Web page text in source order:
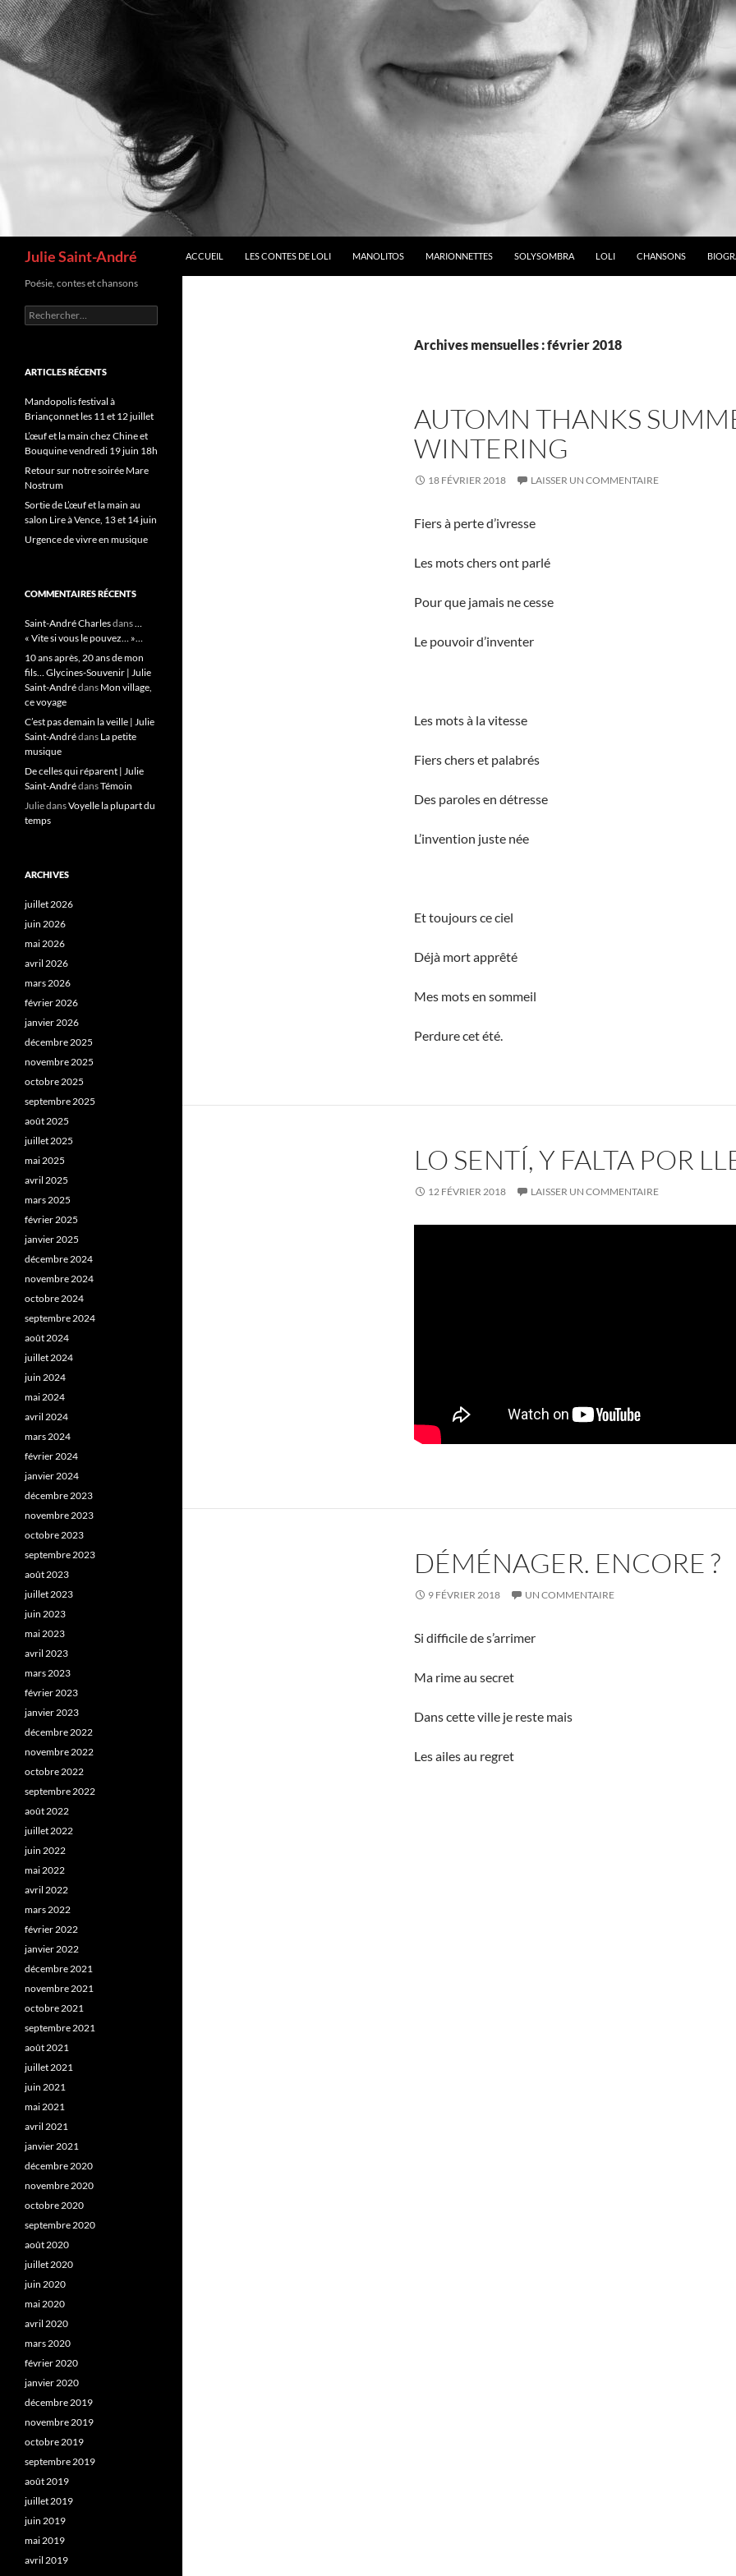
Julie Saint-André ACCUEIL LES CONTES DE LOLI MANOLITOS MARIONNETTES SOLYSOMBRA LOLI CHANSONS
Archives mensuelles : février 2018
AUTOMN THANKS
WINTERING
18 FÉVRIER 2018 LAISSER UN COMMENTAIRE
Fiers à perte d’ivresse
Les mots chers ont parlé
Pour que jamais ne cesse
Le pouvoir d’inventer
Les mots à la vitesse
Fiers chers et palabrés
Des paroles en détresse
L’invention juste née
Et toujours ce ciel
Déjà mort apprêté
Mes mots en sommeil
Perdure cet été.
LO SENTÍ, Y FALTA POR
12 FÉVRIER 2018 LAISSER UN COMMENTAIRE
DÉMÉNAGER. ENCORE ?
9 FÉVRIER 2018 UN COMMENTAIRE
Si difficile de s’arrimer
Ma rime au secret
Dans cette ville je reste mais
Les ailes au regret
Poésie, contes et chansons
Rechercher :
ARTICLES RÉCENTS
Mandopolis festival à
Briançonnet les 11 et 12 juillet
L’œuf et la main chez Chine et
Bouquine vendredi 19 juin 18h
Retour sur notre soirée Mare
Nostrum
Sortie de L’œuf et la main au
salon Lire à Vence, 13 et 14 juin
Urgence de vivre en musique
COMMENTAIRES RÉCENTS
Saint-André Charlesdans…
« Vite si vous le pouvez… »…
10 ans après, 20 ans de mon
fils… Glycines-Souvenir | Julie
Saint-Andrédans Mon village,
ce voyage
C’est pas demain la veille | Julie
Saint-Andrédans La petite
musique
De celles qui réparent | Julie
Saint-AndrédansTémoin
JuliedansVoyelle la plupart du
temps
ARCHIVES
juillet 2026
juin 2026
mai 2026
avril 2026
mars 2026
février 2026
janvier 2026
décembre 2025
novembre 2025
octobre 2025
septembre 2025
août 2025
juillet 2025
mai 2025
avril 2025
mars 2025
février 2025
janvier 2025
décembre 2024
novembre 2024
octobre 2024
septembre 2024
août 2024
juillet 2024
juin 2024
mai 2024
avril 2024
mars 2024
février 2024
janvier 2024
décembre 2023
novembre 2023
octobre 2023
septembre 2023
août 2023
juillet 2023
juin 2023
mai 2023
avril 2023
mars 2023
février 2023
janvier 2023
décembre 2022
novembre 2022
octobre 2022
septembre 2022
août 2022
juillet 2022
juin 2022
mai 2022
avril 2022
mars 2022
février 2022
janvier 2022
décembre 2021
novembre 2021
octobre 2021
septembre 2021
août 2021
juillet 2021
juin 2021
mai 2021
avril 2021
janvier 2021
décembre 2020
novembre 2020
octobre 2020
septembre 2020
août 2020
juillet 2020
juin 2020
mai 2020
avril 2020
mars 2020
février 2020
janvier 2020
décembre 2019
novembre 2019
octobre 2019
septembre 2019
août 2019
juillet 2019
juin 2019
mai 2019
avril 2019